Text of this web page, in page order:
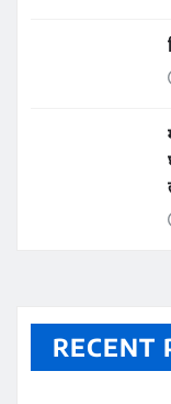
RECENT